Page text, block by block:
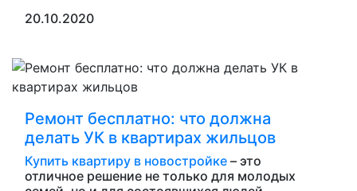
20.10.2020
Ремонт бесплатно: что должна
делать УК в квартирах жильцов
Купить квартиру в новостройке – это
отличное решение не только для молодых